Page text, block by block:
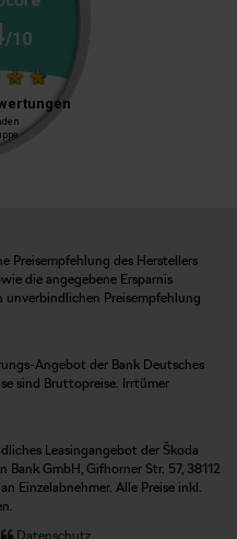
Preisempfehlung des Herstellers
die angegebene Ersparnis
unverbindlichen Preisempfehlung
Angebot der Bank Deutsches
sind Bruttopreise. Irrtümer
Leasingangebot der Škoda
Bank GmbH, Gifhorner Str. 57, 38112
Einzelabnehmer. Alle Preise inkl.
Datenschutz